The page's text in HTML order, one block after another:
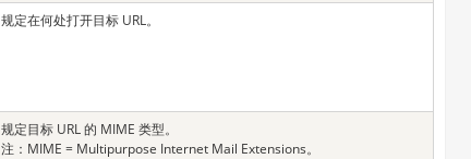
规定在何处打开目标 URL。
规定目标 URL 的 MIME 类型。
注：MIME = Multipurpose Internet Mail Extensions。